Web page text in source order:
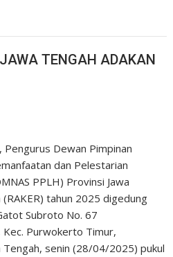
TENGAH ADAKAN
Dewan Pimpinan
dan Pelestarian
PPLH) Provinsi Jawa
tahun 2025 digedung
Subroto No. 67
Kec. Purwokerto Timur,
Tengah, senin (28/04/2025) pukul